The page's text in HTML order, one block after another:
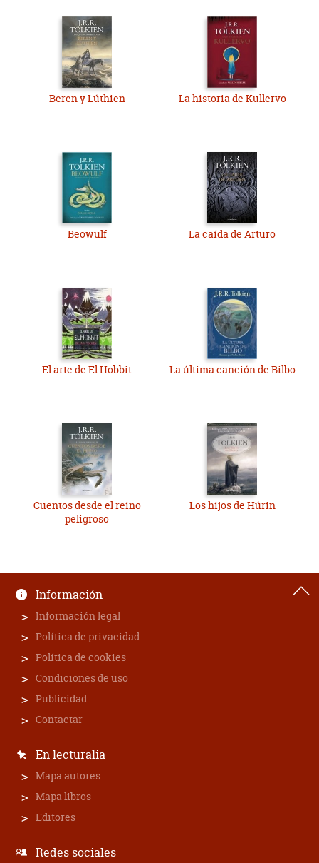
Beren y Lúthien La historia de Kullervo
Beowulf La caída de Arturo
El arte de El Hobbit La última canción de Bilbo
Cuentos desde el reino
peligroso
Los hijos de Húrin
Información
Información legal
Política de privacidad
Política de cookies
Condiciones de uso
Publicidad
Contactar
En lecturalia
Mapa autores
Mapa libros
Editores
Redes sociales